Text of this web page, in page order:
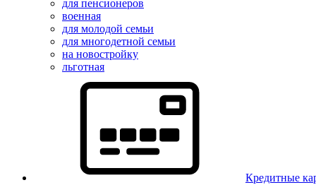
для пенсионеров
военная
для молодой семьи
для многодетной семьи
на новостройку
льготная
Кредитные